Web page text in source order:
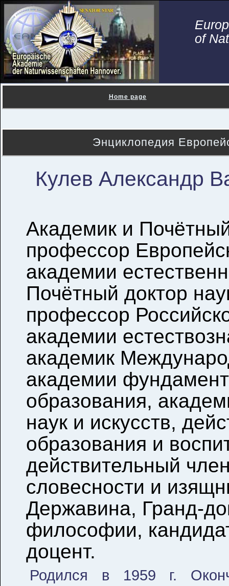
of
Home page
Энциклопедия
Кулев Александр
Академик и
профессор
академии
Почётный доктор
профессор
академии
академик
академии
образования,
наук и искусств,
образования и
действительный
словесности и
Державина, Гранд-
философии,
доцент.
Родился в 1959 г.